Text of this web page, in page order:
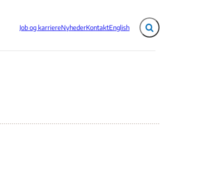
Job og karriereNyhederKontaktEnglish Fold søgefelt ud